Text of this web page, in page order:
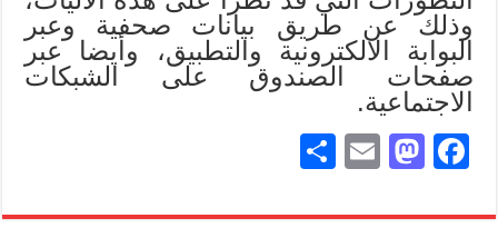
وذلك عن طريق بيانات صحفية وعبر
البوابة الالكترونية والتطبيق، وأيضا عبر
صفحات الصندوق على الشبكات
الاجتماعية.
Fa
bo
M
to
E
ail
re